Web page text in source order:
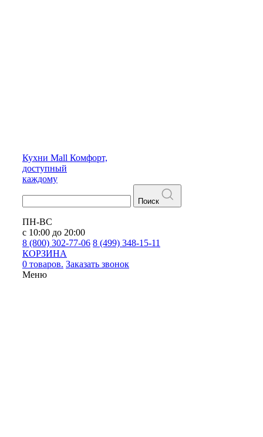
Кухни Mall Комфорт,
доступный
каждому
Поиск
ПН-ВС
с 10:00 до 20:00
8 (800) 302-77-06 8 (499) 348-15-11
КОРЗИНА
0 товаров. Заказать звонок
Меню